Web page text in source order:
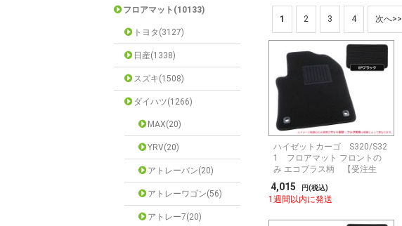
フロアマット(10133)
トヨタ(3127)
日産(1338)
スズキ(1508)
ダイハツ(1266)
MAX(20)
YRV(20)
アトレーバン(20)
アトレーワゴン(56)
アトレー7(20)
1 2 3 4 次へ>>
ハイゼットカーゴ S320/S32
1 フロアマット フロントの
み エコプラス柄 【受注生
産】
4,015 円(税込)
1週間以内に発送